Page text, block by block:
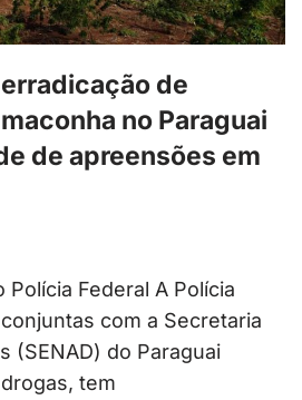
de
no Paraguai
de apreensões em
Polícia Federal A Polícia
com a Secretaria
(SENAD) do Paraguai
tem